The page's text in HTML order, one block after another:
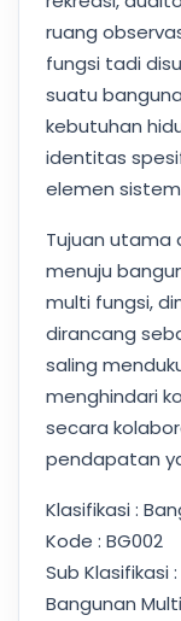
ruang
fungsi tadi
suatu
kebutuhan
identitas
elemen
Tujuan utama
menuju
multi fungsi,
dirancang
saling
menghindari
secara
pendapatan
Klasifikasi :
Kode : BG002
Sub Klasifikasi
Bangunan